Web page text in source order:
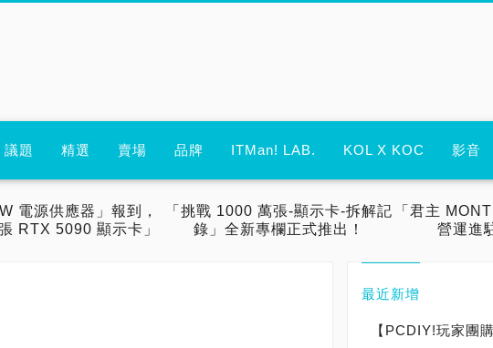
議題 精選 賣場 品牌 ITMan! LAB. KOL X KOC 影音
電源供應器」報到，
RTX 5090 顯示卡」
「挑戰 1000 萬張-顯示卡-拆解記
錄」全新專欄正式推出！
「君主
營運進
最近新增